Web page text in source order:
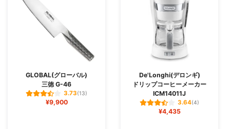
GLOBAL(グローバル)
三徳 G-46
3.73(13)
¥9,900
De'Longhi(デロンギ)
ドリップコーヒーメーカー
ICM14011J
3.64(4)
¥4,435